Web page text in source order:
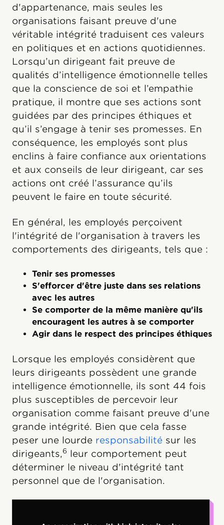
d'appartenance, mais seules les
organisations faisant preuve d'une
véritable intégrité traduisent ces valeurs
en politiques et en actions quotidiennes.
Lorsqu’un dirigeant fait preuve de
qualités d’intelligence émotionnelle telles
que la conscience de soi et l’empathie
pratique, il montre que ses actions sont
guidées par des principes éthiques et
qu’il s’engage à tenir ses promesses. En
conséquence, les employés sont plus
enclins à faire confiance aux orientations
et aux conseils de leur dirigeant, car ses
actions ont créé l’assurance qu’ils
peuvent le faire en toute sécurité.
En général, les employés perçoivent
l'intégrité de l'organisation à travers les
comportements des dirigeants, tels que :
Tenir ses promesses
S'efforcer d'être juste dans ses relations
avec les autres
Se comporter de la même manière qu'ils
encouragent les autres à se comporter
Agir dans le respect des principes éthiques
Lorsque les employés considèrent que
leurs dirigeants possèdent une grande
intelligence émotionnelle, ils sont 44 fois
plus susceptibles de percevoir leur
organisation comme faisant preuve d'une
grande intégrité. Bien que cela fasse
peser une lourde responsabilité sur les
dirigeants,6 leur comportement peut
déterminer le niveau d'intégrité tant
personnel que de l'organisation.